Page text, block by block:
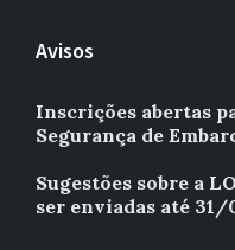
Avisos
Inscrições abertas
Segurança de
Sugestões sobre a
ser enviadas até 31/